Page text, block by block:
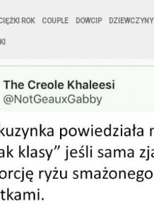
ROK COUPLE DOWCIP DZIEWCZYNY